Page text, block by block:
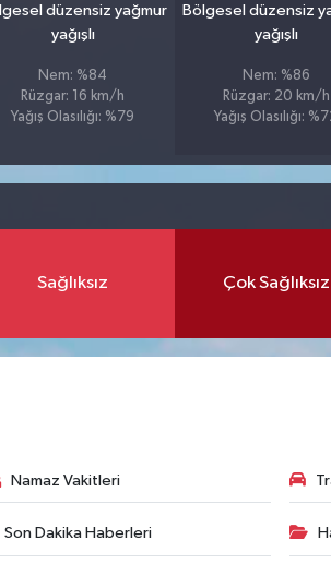
düzensiz yağmur
yağışlı
Nem: %84
Rüzgar: 16 km/h
Yağış Olasılığı: %79
Bölgesel düzensiz
yağışlı
Nem: %86
Rüzgar: 20 km/h
Yağış Olasılığı:
Sağlıksız Çok Sağlıksız
Namaz Vakitleri
Son Dakika Haberleri